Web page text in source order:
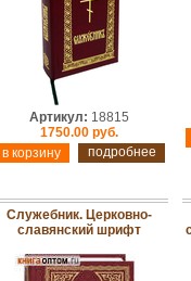
Артикул: 18815
1750.00 руб.
подробнее
Служебник. Церковно-
славянский шрифт